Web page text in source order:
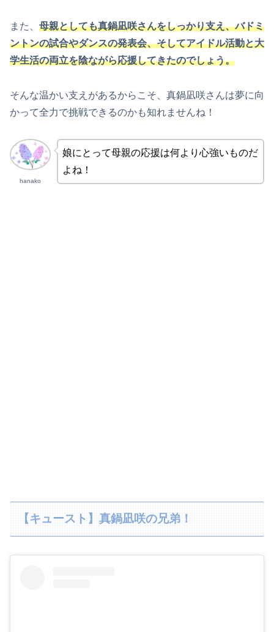
また、 母親としても真鍋凪咲さんをしっかり支え、バドミ
ントンの試合やダンスの発表会、そしてアイドル活動と大
学生活の両立を陰ながら応援してきたのでしょう。
そんな温かい支えがあるからこそ、真鍋凪咲さんは夢に向
かって全力で挑戦できるのかも知れませんね！
hanako
娘にとって母親の応援は何より心強いものだ
よね！
【キュースト】真鍋凪咲の兄弟！